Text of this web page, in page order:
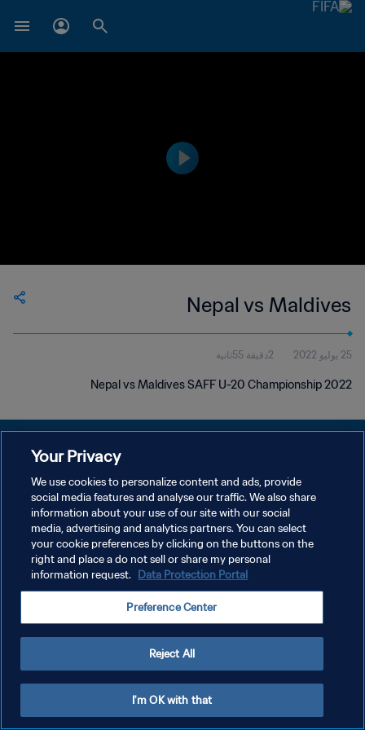
Nepal vs Maldives
25 يوليو 2022 2دقيقة 55ثانية
Nepal vs Maldives SAFF U-20 Championship 2022
سياسة الخصوصية
إدارة تفضيلات ملفات تعريف الارتباط
Your Privacy
We use cookies to personalize content and ads, provide
social media features and analyse our traffic. We also share
information about your use of our site with our social
media, advertising and analytics partners. You can select
your cookie preferences by clicking on the buttons on the
right and place a do not sell or share my personal
information request. Data Protection Portal
Preference Center
Reject All
I'm OK with that